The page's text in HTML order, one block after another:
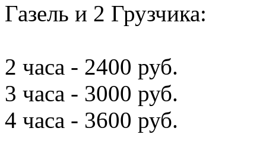
Газель и 2 Грузчика:
2 часа - 2400 руб.
3 часа - 3000 руб.
4 часа - 3600 руб.